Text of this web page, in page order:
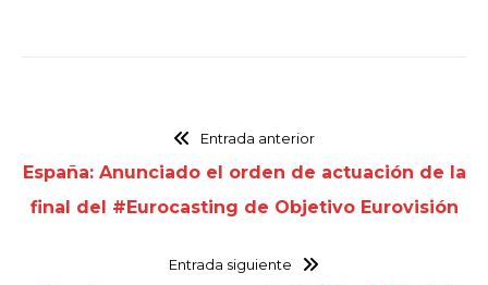
Entrada anterior
España: Anunciado el orden de actuación de la
final del #Eurocasting de Objetivo Eurovisión
Entrada siguiente